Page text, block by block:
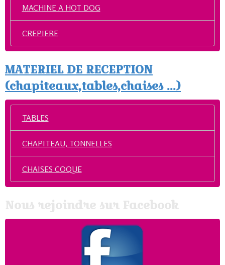
MACHINE A HOT DOG
CREPIERE
MATERIEL DE RECEPTION
(chapiteaux,tables,chaises ...)
TABLES
CHAPITEAU, TONNELLES
CHAISES COQUE
Nous rejoindre sur Facebook